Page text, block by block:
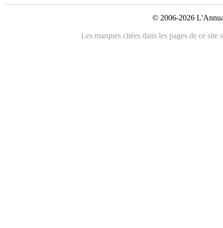
© 2006-2026
Les marques citées dans les pages de ce